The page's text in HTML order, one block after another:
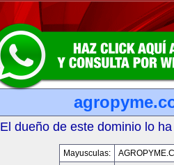
El dueño de este dominio lo
Mayusculas: